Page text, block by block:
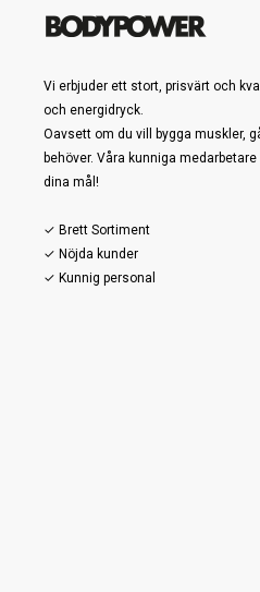
Vi erbjuder ett stort, prisvärt och
och energidryck.
Oavsett om du vill bygga muskler,
behöver. Våra kunniga
dina mål!
✓ Brett Sortiment
✓ Nöjda kunder
✓ Kunnig personal